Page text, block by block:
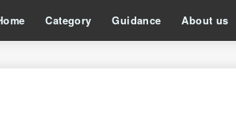
Category Guidance About us